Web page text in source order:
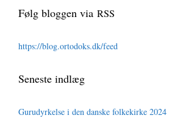
Følg bloggen via RSS
https://blog.ortodoks.dk/feed
Seneste indlæg
Gurudyrkelse i den danske folkekirke 2024